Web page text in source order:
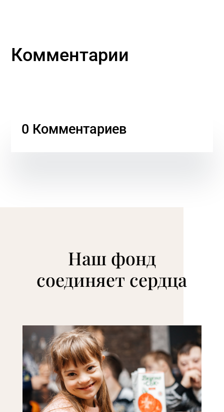
Комментарии
0 Комментариев
Наш фонд
соединяет сердца